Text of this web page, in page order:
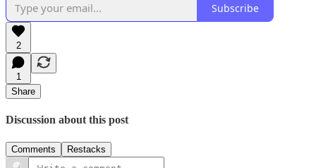
Subscribe
2
1
Share
Discussion about this post
Comments Restacks